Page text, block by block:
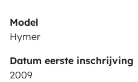
Model
Hymer
Datum eerste inschrijving
2009